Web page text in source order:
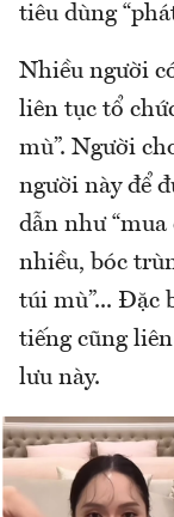
tiêu dùng
Nhiều người
liên tục tổ
mù”. Người
người này để
dẫn như “mua
nhiều, bóc
túi mù”... Đặc
tiếng cũng
lưu này.